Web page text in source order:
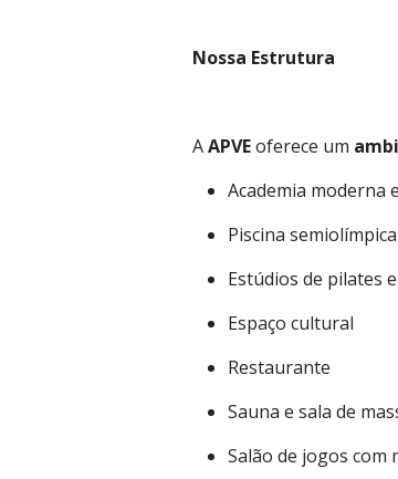
Nossa Estrutura
AAPVEoferece um
Academia moderna
Piscina
Estúdios de pilates
Espaço cultural
Restaurante
Sauna e sala de
Salão de jogos com